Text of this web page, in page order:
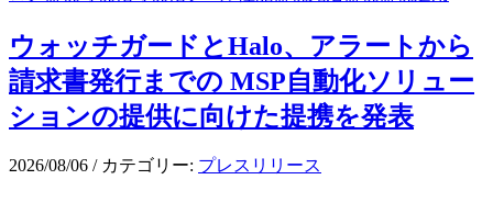
ウォッチガードとHalo、アラートから
請求書発行までの MSP自動化ソリュー
ションの提供に向けた提携を発表
2026/08/06 / カテゴリー: プレスリリース